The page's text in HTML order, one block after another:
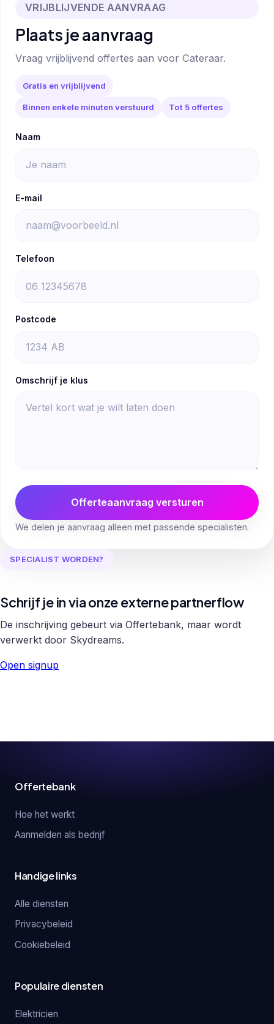
VRIJBLIJVENDE AANVRAAG
Plaats je aanvraag
Vraag vrijblijvend offertes aan voor Cateraar.
Gratis en vrijblijvend
Binnen enkele minuten verstuurd Tot 5 offertes
Naam
E-mail
Telefoon
Postcode
Omschrijf je klus
Offerteaanvraag versturen
We delen je aanvraag alleen met passende specialisten.
SPECIALIST WORDEN?
Schrijf je in via onze externe partnerflow
De inschrijving gebeurt via Offertebank, maar wordt
verwerkt door Skydreams.
Open signup
Offertebank
Hoe het werkt
Aanmelden als bedrijf
Handige links
Alle diensten
Privacybeleid
Cookiebeleid
Populaire diensten
Elektricien